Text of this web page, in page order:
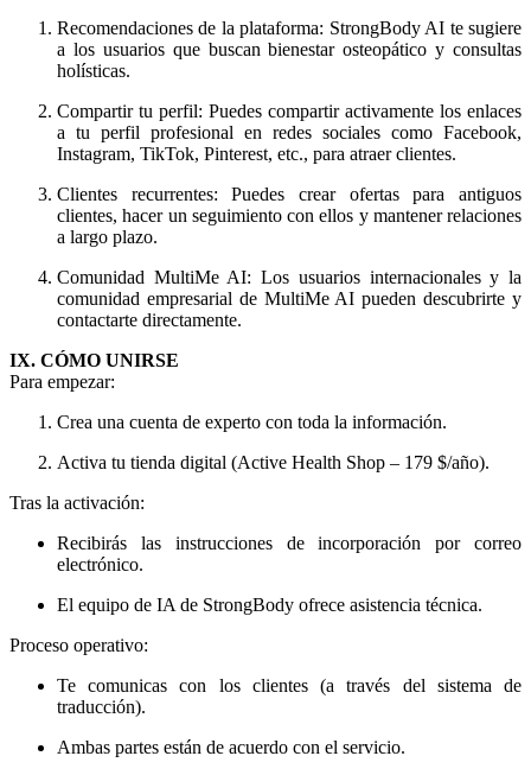
Recomendaciones de la plataforma: StrongBody AI te sugiere
a los usuarios que buscan bienestar osteopático y consultas
holísticas.
Compartir tu perfil: Puedes compartir activamente los enlaces
a tu perfil profesional en redes sociales como Facebook,
Instagram, TikTok, Pinterest, etc., para atraer clientes.
Clientes recurrentes: Puedes crear ofertas para antiguos
clientes, hacer un seguimiento con ellos y mantener relaciones
a largo plazo.
Comunidad MultiMe AI: Los usuarios internacionales y la
comunidad empresarial de MultiMe AI pueden descubrirte y
contactarte directamente.
IX. CÓMO UNIRSE
Para empezar:
Crea una cuenta de experto con toda la información.
Activa tu tienda digital (Active Health Shop – 179 $/año).
Tras la activación:
Recibirás las instrucciones de incorporación por correo
electrónico.
El equipo de IA de StrongBody ofrece asistencia técnica.
Proceso operativo:
Te comunicas con los clientes (a través del sistema de
traducción).
Ambas partes están de acuerdo con el servicio.